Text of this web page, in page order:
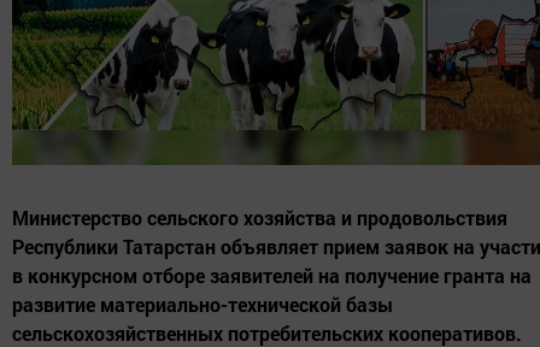
Министерство сельского хозяйства и продовольствия
Республики Татарстан объявляет прием заявок на
в конкурсном отборе заявителей на получение гранта на
развитие материально-технической базы
сельскохозяйственных потребительских кооперативов.